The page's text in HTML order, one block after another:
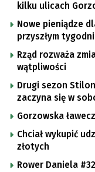
kilku ulicach
Nowe pieniądze
przyszłym
Rząd rozważa
wątpliwości
Drugi sezon
zaczyna się w
Gorzowska
Chciał wykupić
złotych
Rower Daniela